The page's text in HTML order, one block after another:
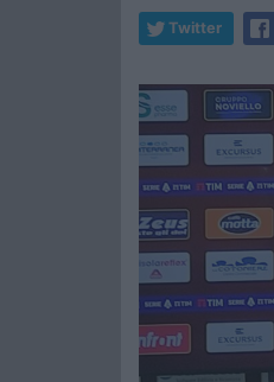
Twitter